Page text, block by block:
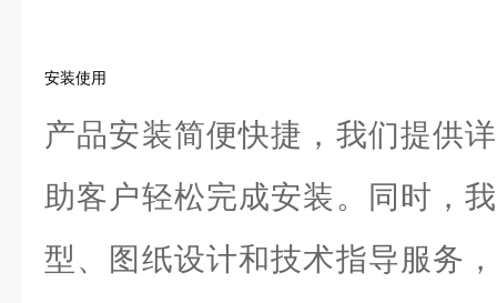
安装使用
产品安装简便快捷，我们提供
助客户轻松完成安装。同时，
型、图纸设计和技术指导服务